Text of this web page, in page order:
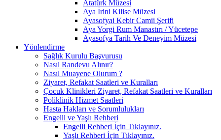
Atatürk Müzesi
Aya İrini Kilise Müzesi
Ayasofyai Kebir Camii Şerifi
Aya Yorgi Rum Manastırı / Yücetepe
Ayasofya Tarih Ve Deneyim Müzesi
Yönlendirme
Sağlık Kurulu Başvurusu
Nasıl Randevu Alınır?
Nasıl Muayene Olurum ?
Ziyaret, Refakat Saatleri ve Kuralları
Çocuk Klinikleri Ziyaret, Refakat Saatleri ve Kuralları
Poliklinik Hizmet Saatleri
Hasta Hakları ve Sorumlulukları
Engelli ve Yaşlı Rehberi
Engelli Rehberi İçin Tıklayınız.
Yaşlı Rehberi İçin Tıklayınız.